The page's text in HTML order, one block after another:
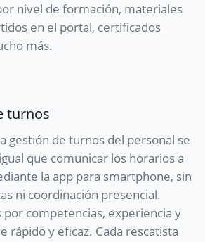
nivel de formación, materiales
en el portal, certificados
más.
turnos
gestión de turnos del personal se
que comunicar los horarios a
la app para smartphone, sin
ni coordinación presencial.
por competencias, experiencia y
rápido y eficaz. Cada rescatista